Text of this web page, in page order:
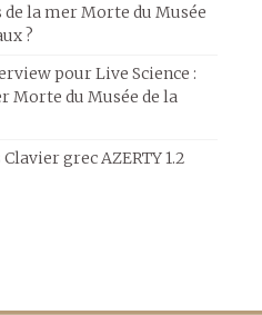
de la mer Morte du Musée
?
pour Live Science :
Morte du Musée de la
Clavier grec AZERTY 1.2